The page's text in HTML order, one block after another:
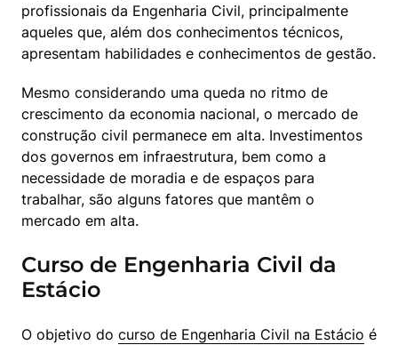
profissionais da Engenharia Civil, principalmente
aqueles que, além dos conhecimentos técnicos,
apresentam habilidades e conhecimentos de gestão.
Mesmo considerando uma queda no ritmo de
crescimento da economia nacional, o mercado de
construção civil permanece em alta. Investimentos
dos governos em infraestrutura, bem como a
necessidade de moradia e de espaços para
trabalhar, são alguns fatores que mantêm o
mercado em alta.
Curso de Engenharia Civil da
Estácio
O objetivo do curso de Engenharia Civil na Estácio é